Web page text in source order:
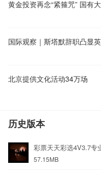
北京提供文化活动34万场
历史版本
彩票天天彩选4V3.7专
57.15MB